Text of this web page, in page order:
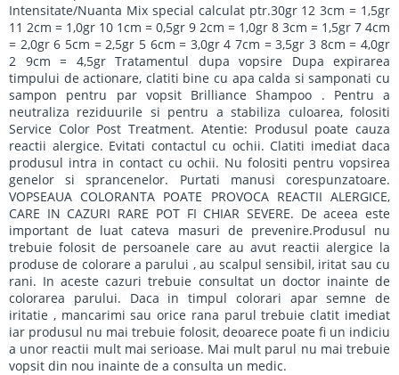
Intensitate/Nuanta Mix special calculat ptr.30gr 12 3cm = 1,5gr
11 2cm = 1,0gr 10 1cm = 0,5gr 9 2cm = 1,0gr 8 3cm = 1,5gr 7 4cm
= 2,0gr 6 5cm = 2,5gr 5 6cm = 3,0gr 4 7cm = 3,5gr 3 8cm = 4,0gr
2 9cm = 4,5gr Tratamentul dupa vopsire Dupa expirarea
timpului de actionare, clatiti bine cu apa calda si samponati cu
sampon pentru par vopsit Brilliance Shampoo . Pentru a
neutraliza reziduurile si pentru a stabiliza culoarea, folositi
Service Color Post Treatment. Atentie: Produsul poate cauza
reactii alergice. Evitati contactul cu ochii. Clatiti imediat daca
produsul intra in contact cu ochii. Nu folositi pentru vopsirea
genelor si sprancenelor. Purtati manusi corespunzatoare.
VOPSEAUA COLORANTA POATE PROVOCA REACTII ALERGICE,
CARE IN CAZURI RARE POT FI CHIAR SEVERE. De aceea este
important de luat cateva masuri de prevenire.Produsul nu
trebuie folosit de persoanele care au avut reactii alergice la
produse de colorare a parului , au scalpul sensibil, iritat sau cu
rani. In aceste cazuri trebuie consultat un doctor inainte de
colorarea parului. Daca in timpul colorari apar semne de
iritatie , mancarimi sau orice rana parul trebuie clatit imediat
iar produsul nu mai trebuie folosit, deoarece poate fi un indiciu
a unor reactii mult mai serioase. Mai mult parul nu mai trebuie
vopsit din nou inainte de a consulta un medic.